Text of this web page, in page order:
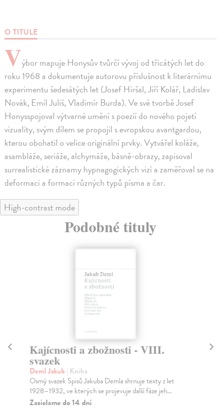
O TITULE
Výbor mapuje Honysův tvůrčí vývoj od třicátých let do
roku 1968 a dokumentuje autorovu příslušnost k literárnímu
experimentu šedesátých let (Josef Hiršal, Jiří Kolář, Ladislav
Novák, Emil Juliš, Vladimír Burda). Ve své tvorbě Josef
Honysspojoval výtvarné umění s poezií do nového pojetí
vizuality, svým dílem se propojil s evropskou avantgardou,
kterou obohatil o velice originální prvky. Vytvářel koláže,
asambláže, seriáže, alchymáže, básně-obrazy, zapisoval
surrealistické záznamy hypnagogických vizí a zaměřoval se na
deformaci a formaci různých typů písma a čar.
High-contrast mode
Podobné tituly
Kajícnosti a zbožnosti - VIII.
svazek
Deml Jakub | Kniha
Osmý svazek Spisů Jakuba Demla shrnuje texty z let
1928–1932, ve kterých se projevuje další fáze jeh...
Zasielame do 14 dní